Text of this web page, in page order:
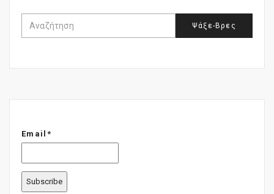
Email*